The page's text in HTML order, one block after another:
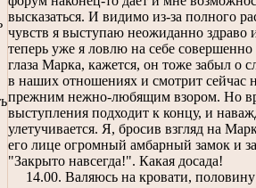
высказаться. И видимо из-за полного
чувств я выступаю неожиданно здраво
теперь уже я ловлю на себе совершенно
глаза Марка, кажется, он тоже забыл о
в наших отношениях и смотрит сейчас
прежним нежно-любящим взором. Но
выступления подходит к концу, и
улетучивается. Я, бросив взгляд на
его лице огромный амбарный замок и
"Закрыто навсегда!". Какая досада!
14.00. Валяюсь на кровати, половину